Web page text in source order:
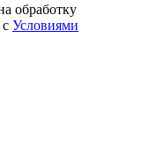
обработку
Условиями